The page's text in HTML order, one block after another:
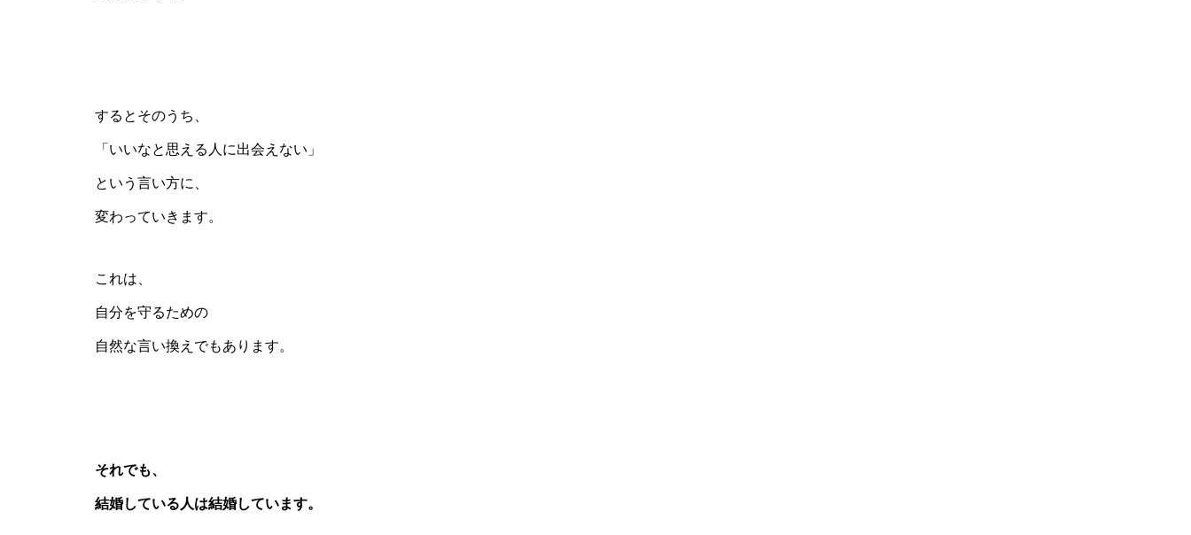
するとそのうち、
「いいなと思える人に出会えない」
という言い方に、
変わっていきます。
これは、
自分を守るための
自然な言い換えでもあります。
それでも、
結婚している人は結婚しています。